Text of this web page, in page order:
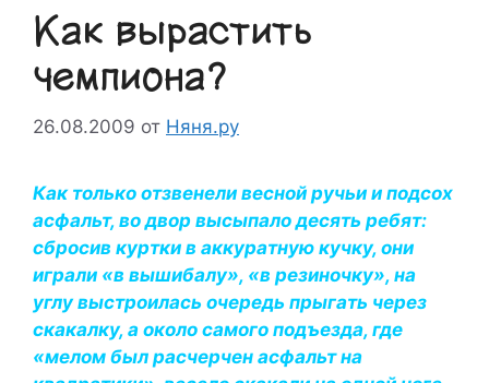
Как вырастить
чемпиона?
26.08.2009 от Няня.ру
Как только отзвенели весной ручьи и подсох
асфальт, во двор высыпало десять ребят:
сбросив куртки в аккуратную кучку, они
играли «в вышибалу», «в резиночку», на
углу выстроилась очередь прыгать через
скакалку, а около самого подъезда, где
«мелом был расчерчен асфальт на